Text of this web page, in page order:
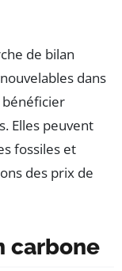
de bilan
dans
Elles peuvent
fossiles et
des prix de
carbone